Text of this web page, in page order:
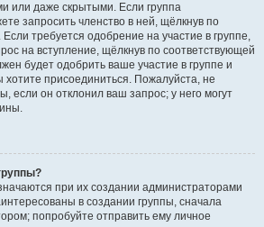
или даже скрытыми. Если группа
запросить членство в ней, щёлкнув по
требуется одобрение на участие в группе,
на вступление, щёлкнув по соответствующей
будет одобрить ваше участие в группе и
хотите присоединиться. Пожалуйста, не
если он отклонил ваш запрос; у него могут
при их создании администраторами
в создании группы, сначала
попробуйте отправить ему личное